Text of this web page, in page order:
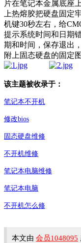
片在笔记本金属底座
上热熔胶把硬盘固定
机键30秒左右，给
提示系统时间和日期
期和时间，保存退出
附上固态硬盘的固定
该主题被收录于：
笔记本不开机
修改bios
固态硬盘维修
不开机维修
笔记本电脑维修
笔记本电脑
不开机怎么修
本文由 会员1048095